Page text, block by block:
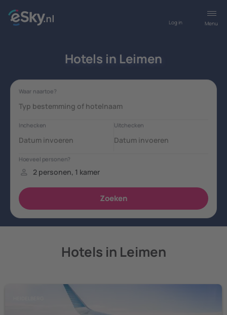
Menu
Log in
Hotels in Leimen
Hotels in Leimen